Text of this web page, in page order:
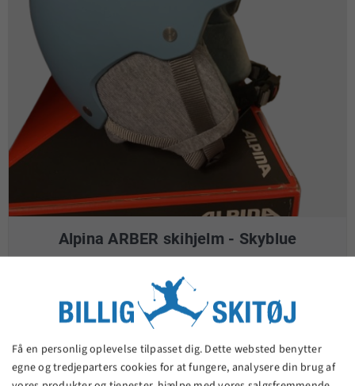
Alpina ARBER skihjelm - Skyblue
399,00 kr.
VIS PRODUKT
Få en personlig oplevelse tilpasset dig. Dette websted benytter
egne og tredjeparters cookies for at fungere, analysere din brug af